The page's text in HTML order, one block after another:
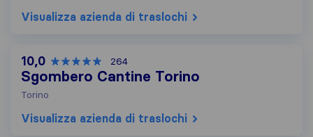
Visualizza azienda di traslochi
10,0 264
Sgombero Cantine Torino
Torino
Visualizza azienda di traslochi